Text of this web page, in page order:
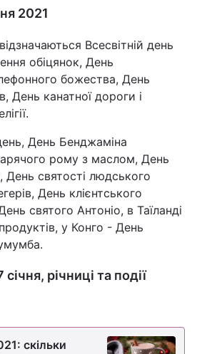
Світ
Наука
Інциденти
Туризм
Погода
Думки
2021
Всесвітній день
обіцянок, День
божества, День
День канатної дороги і
День Бенджаміна
рому з маслом, День
День святості людського
День клієнтського
святого Антоніо, в Таїланді
у Конго - День
річниці та події
скільки